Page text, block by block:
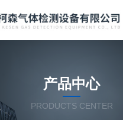
产品中心
PRODUCTS CENTER